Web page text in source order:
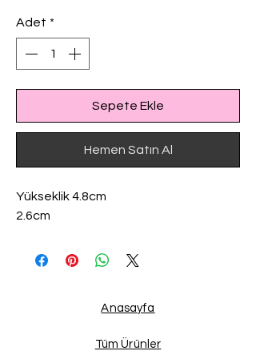
Adet *
Sepete Ekle
Hemen Satın Al
Yükseklik 4.8cm
2.6cm
Anasayfa
Tüm Ürünler